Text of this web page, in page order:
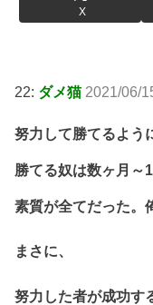
X
22: ダメ猫 2021/06/
努力して勝てるよう
勝てる奴は数ヶ月～
素質が全てだった。
まさに、
努力した者が成功す